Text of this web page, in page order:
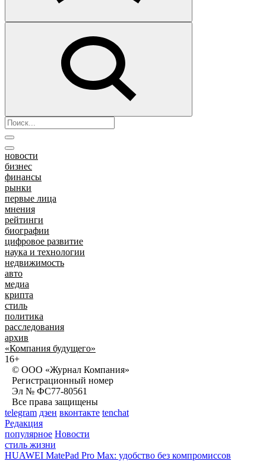
новости
бизнес
финансы
рынки
первые лица
мнения
рейтинги
биографии
цифровое развитие
наука и технологии
недвижимость
авто
медиа
крипта
стиль
политика
расследования
архив
«Компания будущего»
16+
© ООО «Журнал Компания»
Регистрационный номер
Эл № ФС77-80561
Все права защищены
telegram дзен вконтакте tenchat
Редакция
популярное Новости
стиль жизни
HUAWEI MatePad Pro Max: удобство без компромиссов